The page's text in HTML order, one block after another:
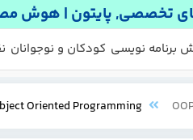
تخصصی, پایتون | هوش
برنامه نویسی کودکان و نوجوانان
Oriented Programming